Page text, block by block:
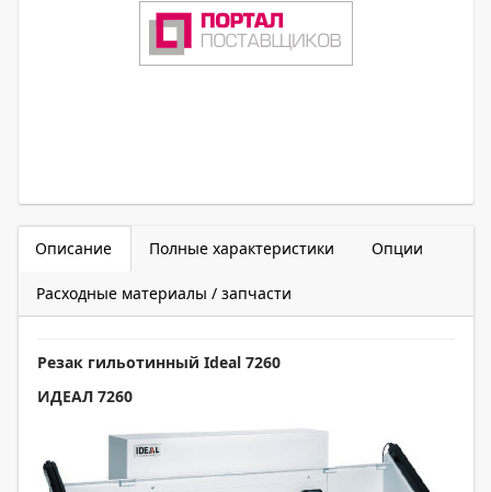
Описание Полные характеристики Опции
Расходные материалы / запчасти
Резак гильотинный Ideal 7260
ИДЕАЛ 7260